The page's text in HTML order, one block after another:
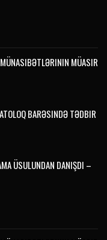
MÜASIR
BARƏSINDƏ TƏDBIR
ÜSULUNDAN DANIŞDI –